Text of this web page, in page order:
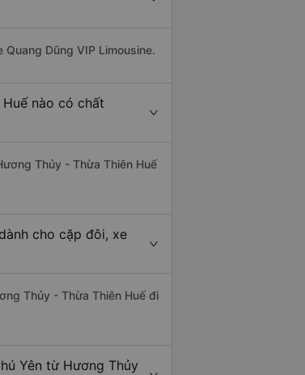
Dũng VIP Limousine.
nào có chất
Thủy - Thừa Thiên Huế
cho cặp đôi, xe
Thủy - Thừa Thiên Huế đi
Yên từ Hương Thủy